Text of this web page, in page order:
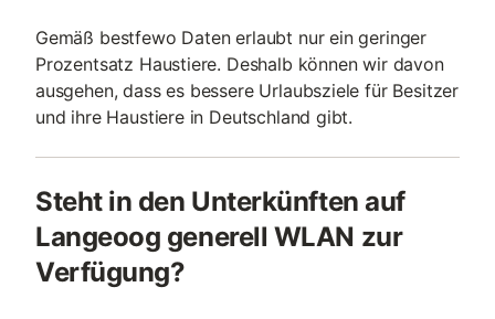
Gemäß bestfewo Daten erlaubt nur ein geringer
Prozentsatz Haustiere. Deshalb können wir davon
ausgehen, dass es bessere Urlaubsziele für Besitzer
und ihre Haustiere in Deutschland gibt.
Steht in den Unterkünften auf
Langeoog generell WLAN zur
Verfügung?